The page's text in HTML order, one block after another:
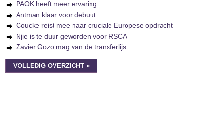
PAOK heeft meer ervaring
Antman klaar voor debuut
Coucke reist mee naar cruciale Europese opdracht
Njie is te duur geworden voor RSCA
Zavier Gozo mag van de transferlijst
VOLLEDIG OVERZICHT »